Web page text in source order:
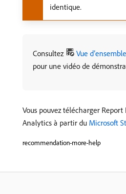
identique.
Consultez
Vue
pour une vidéo de
Vous pouvez télécharger
Analytics à partir du Microsoft
recommendation-more-help